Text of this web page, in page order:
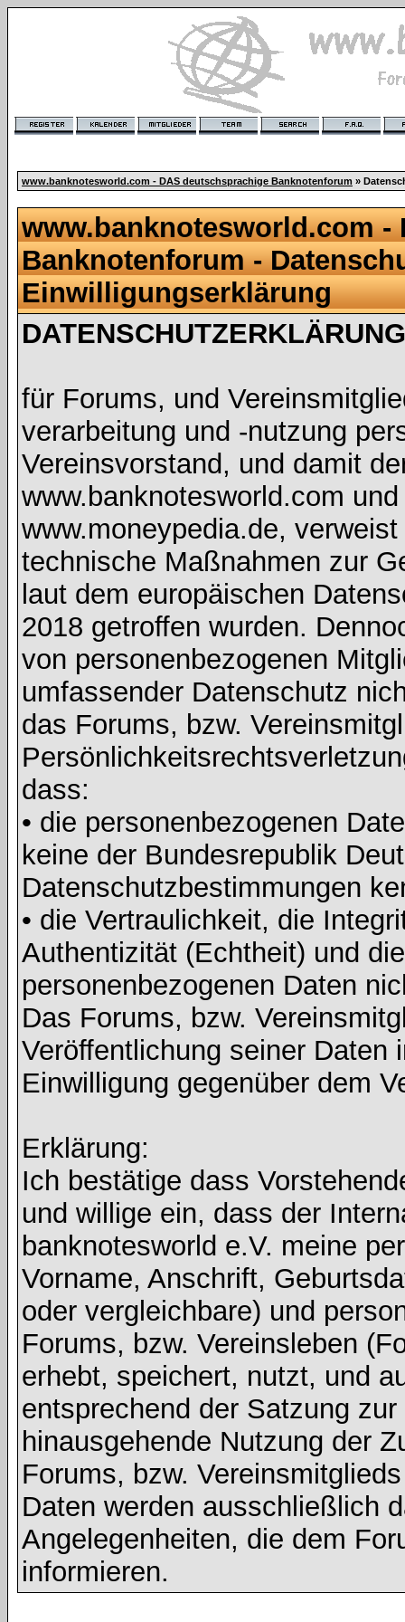
www.banknotesworld.com - DAS deutschsprachige Banknotenforum »
www.banknotesworld.com -
Banknotenforum -
Einwilligungserklärung
für Forums, und
verarbeitung und -nutzung
Vereinsvorstand, und damit
www.banknotesworld.com
www.moneypedia.de,
technische Maßnahmen zur
laut dem europäischen
2018 getroffen wurden.
von personenbezogenen
umfassender Datenschutz
das Forums, bzw.
dass:
• die personenbezogenen
keine der Bundesrepublik
Datenschutzbestimmungen
• die Vertraulichkeit, die
Authentizität (Echtheit) und
personenbezogenen Daten
Das Forums, bzw.
Veröffentlichung seiner Daten
Einwilligung gegenüber dem
Erklärung:
Ich bestätige dass
und willige ein, dass der
banknotesworld e.V. meine
Vorname, Anschrift,
oder vergleichbare) und
Forums, bzw. Vereinsleben
erhebt, speichert, nutzt, und
entsprechend der Satzung
hinausgehende Nutzung der
Forums, bzw.
Daten werden ausschließlich
Angelegenheiten, die dem
informieren.